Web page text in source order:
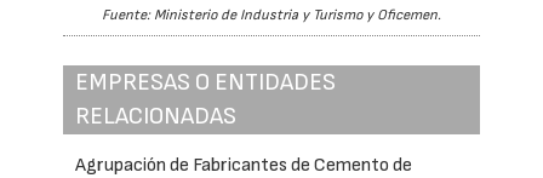
Fuente: Ministerio de Industria y Turismo y Oficemen.
EMPRESAS O ENTIDADES
RELACIONADAS
Agrupación de Fabricantes de Cemento de